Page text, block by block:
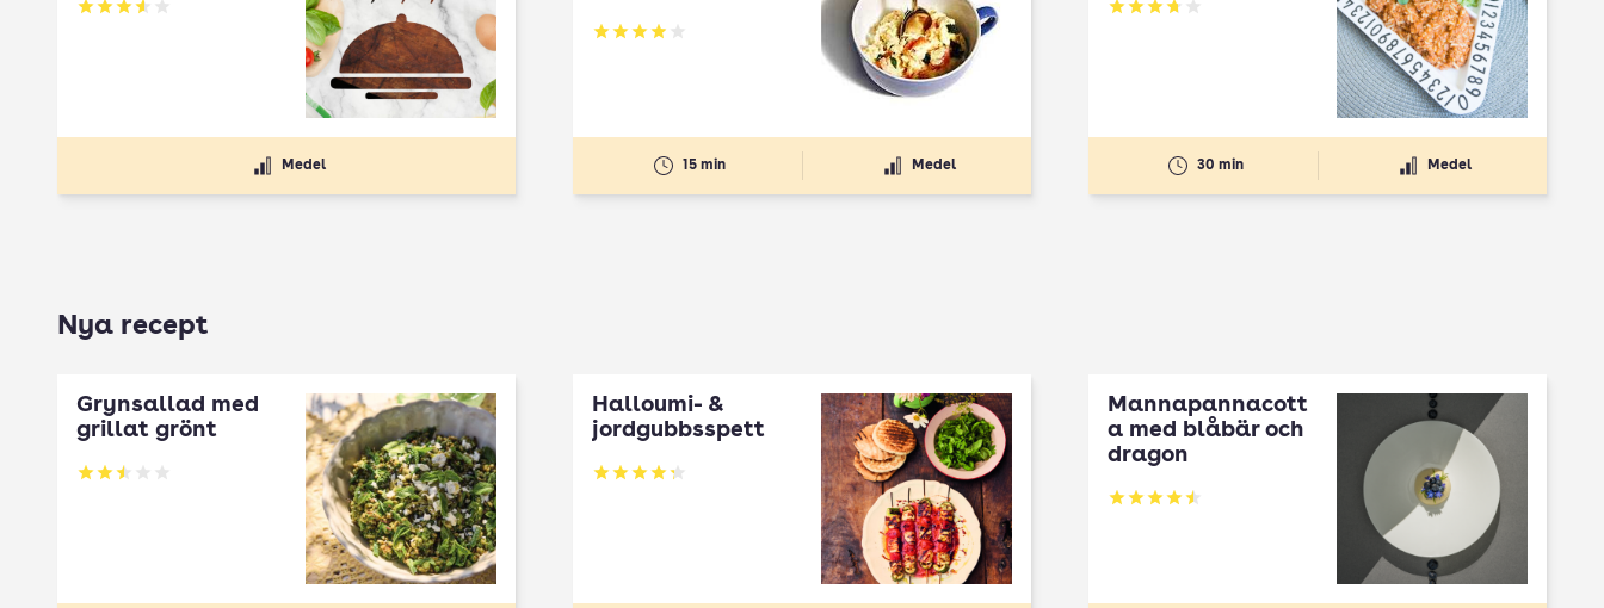
Betyg: 3.59 av 5
Medel
Betyg: 3.95 av 5
15 min Medel
Betyg: 3.73 av 5
30 min Medel
Nya recept
Grynsallad med
grillat grönt
Betyg: 2.5 av 5
Halloumi- &
jordgubbsspett
Betyg: 4.3 av 5
Mannapannacott
a med blåbär och
dragon
Betyg: 4.5 av 5